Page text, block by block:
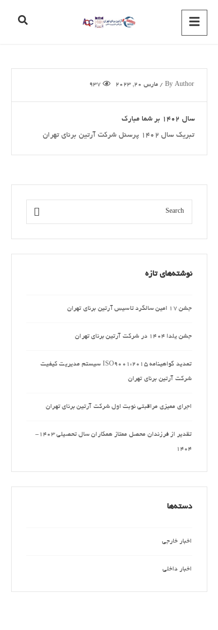
By Author
/ مارس 20, 2023
سال 1402 بر شما مبارک
تبریک سال 1402 پرسنل شرکت آرتین برنای تهران
نوشته‌های تازه
جشن 17 امین سالگرد تاسیس آرتین برنای تهران
جشن یلدا 1404 در شرکت آرتین برنای تهران
تمدید گواهینامه ISO9001:2015 سیستم مدیریت کیفیت
شرکت آرتین برنای تهران
اجرای ممیزی مراقبتی نوبت اول شرکت آرتین برنای تهران
تقدیر از فرزندان محصل ممتاز همکاران سال تحصیلی 1403-
1404
دسته‌ها
اخبار خارجی
اخبار داخلی